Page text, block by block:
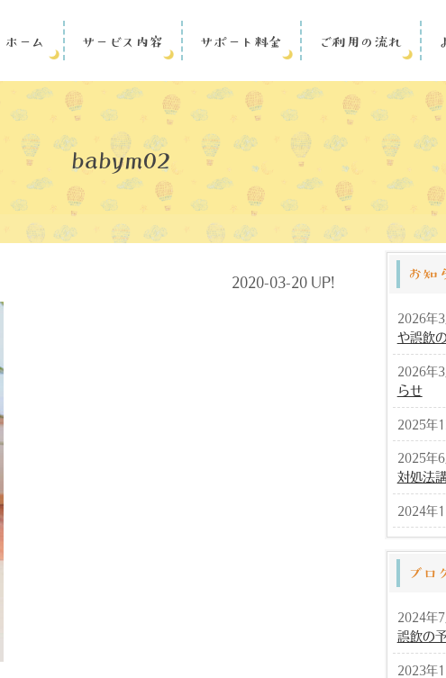
ホーム サービス内容 サポート料金 ご利用の流れ
babym02
2020-03-20 UP! お知
2026年
や誤飲
2026年
らせ
2025年
2025年
対処法
2024年
ブロ
2024年
誤飲の
2023年